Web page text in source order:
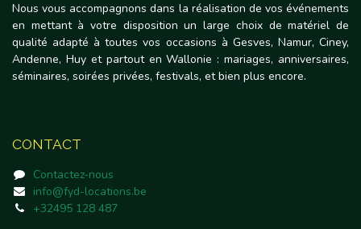
Nous vous accompagnons dans la réalisation de vos événements
en mettant à votre disposition un large choix de matériel de
qualité adapté à toutes vos occasions à Gesves, Namur, Ciney,
Andenne, Huy et partout en Wallonie : mariages, anniversaires,
séminaires, soirées privées, festivals, et bien plus encore.
CONTACT
Contactez-nous
info@fyd-locations.be
+32495 128 487